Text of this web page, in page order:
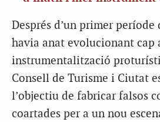
Després d’un primer
havia anat evolucionant cap
instrumentalització
Consell de Turisme i Ciutat
l’objectiu de fabricar falsos
coartades per a un nou